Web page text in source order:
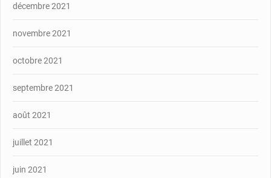
décembre 2021
novembre 2021
octobre 2021
septembre 2021
août 2021
juillet 2021
juin 2021